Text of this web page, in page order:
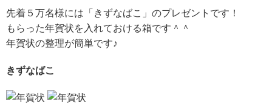
先着５万名様には「きずなばこ」のプレゼントです！
もらった年賀状を入れておける箱です＾＾
年賀状の整理が簡単です♪
きずなばこ